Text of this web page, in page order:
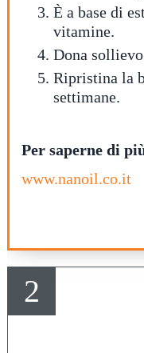
È a base di
vitamine.
Dona
Ripristina la
settimane.
Per saperne di
www.nanoil.co.it
2